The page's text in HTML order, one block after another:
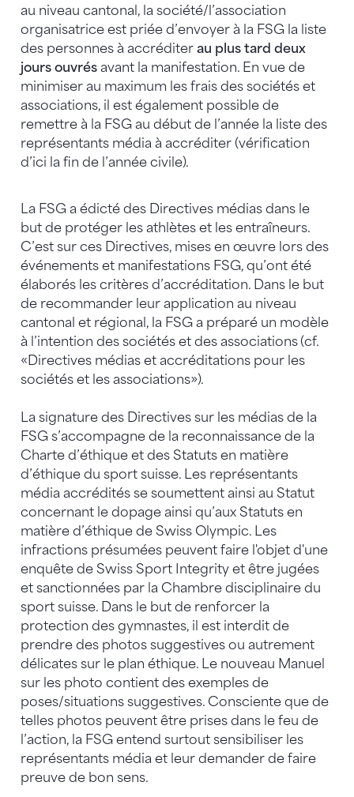
au niveau cantonal, la société/l’association
organisatrice est priée d’envoyer à la FSG la liste
des personnes à accréditer au plus tard deux
jours ouvrés avant la manifestation. En vue de
minimiser au maximum les frais des sociétés et
associations, il est également possible de
remettre à la FSG au début de l’année la liste des
représentants média à accréditer (vérification
d’ici la fin de l’année civile).
La FSG a édicté des Directives médias dans le
but de protéger les athlètes et les entraîneurs.
C’est sur ces Directives, mises en œuvre lors des
événements et manifestations FSG, qu’ont été
élaborés les critères d’accréditation. Dans le but
de recommander leur application au niveau
cantonal et régional, la FSG a préparé un modèle
à l’intention des sociétés et des associations (cf.
«Directives médias et accréditations pour les
sociétés et les associations»).
La signature des Directives sur les médias de la
FSG s’accompagne de la reconnaissance de la
Charte d’éthique et des Statuts en matière
d’éthique du sport suisse. Les représentants
média accrédités se soumettent ainsi au Statut
concernant le dopage ainsi qu’aux Statuts en
matière d’éthique de Swiss Olympic. Les
infractions présumées peuvent faire l'objet d'une
enquête de Swiss Sport Integrity et être jugées
et sanctionnées par la Chambre disciplinaire du
sport suisse. Dans le but de renforcer la
protection des gymnastes, il est interdit de
prendre des photos suggestives ou autrement
délicates sur le plan éthique. Le nouveau Manuel
sur les photo contient des exemples de
poses/situations suggestives. Consciente que de
telles photos peuvent être prises dans le feu de
l’action, la FSG entend surtout sensibiliser les
représentants média et leur demander de faire
preuve de bon sens.